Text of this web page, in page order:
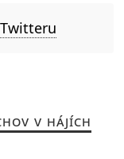
Twitteru
V HÁJÍCH